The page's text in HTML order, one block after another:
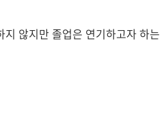
않지만 졸업은 연기하고자 하는